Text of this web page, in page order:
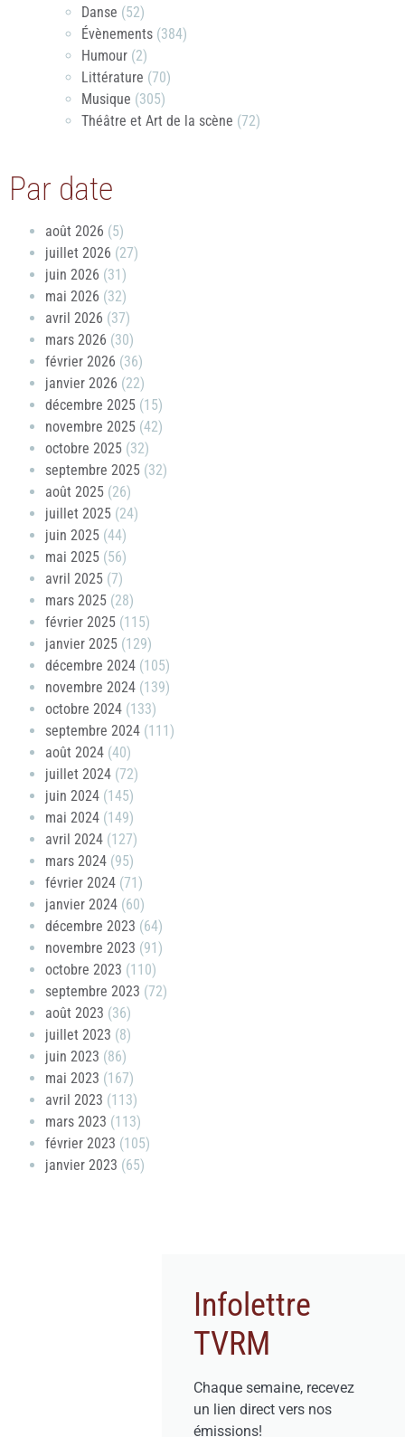
Danse (52)
Évènements (384)
Humour (2)
Littérature (70)
Musique (305)
Théâtre et Art de la scène (72)
Par date
août 2026 (5)
juillet 2026 (27)
juin 2026 (31)
mai 2026 (32)
avril 2026 (37)
mars 2026 (30)
février 2026 (36)
janvier 2026 (22)
décembre 2025 (15)
novembre 2025 (42)
octobre 2025 (32)
septembre 2025 (32)
août 2025 (26)
juillet 2025 (24)
juin 2025 (44)
mai 2025 (56)
avril 2025 (7)
mars 2025 (28)
février 2025 (115)
janvier 2025 (129)
décembre 2024 (105)
novembre 2024 (139)
octobre 2024 (133)
septembre 2024 (111)
août 2024 (40)
juillet 2024 (72)
juin 2024 (145)
mai 2024 (149)
avril 2024 (127)
mars 2024 (95)
février 2024 (71)
janvier 2024 (60)
décembre 2023 (64)
novembre 2023 (91)
octobre 2023 (110)
septembre 2023 (72)
août 2023 (36)
juillet 2023 (8)
juin 2023 (86)
mai 2023 (167)
avril 2023 (113)
mars 2023 (113)
février 2023 (105)
janvier 2023 (65)
Infolettre
TVRM
Chaque semaine, recevez
un lien direct vers nos
émissions!